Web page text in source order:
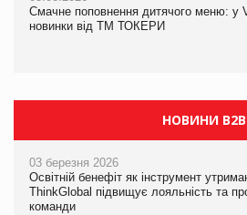
Смачне поповнення дитячого меню: у
новинки від ТМ ТОКЕРИ
НОВИНИ B2B
03 березня 2026
Освітній бенефіт як інструмент
ThinkGlobal підвищує лояльність та
команди